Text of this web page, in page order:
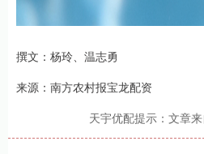
撰文：杨玲、温志勇
来源：南方农村报宝龙配资
天宇优配提示：文章